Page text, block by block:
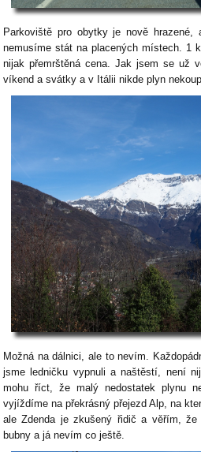
Parkoviště pro obytky je nově
nemusíme stát na placených místech. 1
nijak přemrštěná cena. Jak jsem se už
víkend a svátky a v Itálii nikde plyn
Možná na dálnici, ale to nevím.
jsme ledničku vypnuli a naštěstí, není
mohu říct, že malý nedostatek plynu
vyjíždíme na překrásný přejezd Alp, na
ale Zdenda je zkušený řidič a věřím, že
bubny a já nevím co ještě.